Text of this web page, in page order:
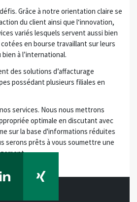
Grâce à notre orientation claire se
du client ainsi que l‘innovation,
variés lesquels servent aussi bien
cotées en bourse travaillant sur leurs
à l’international.
des solutions d’affacturage
possédant plusieurs filiales en
services. Nous nous mettrons
optimale en discutant avec
sur la base d'informations réduites
serons prêts à vous soumettre une